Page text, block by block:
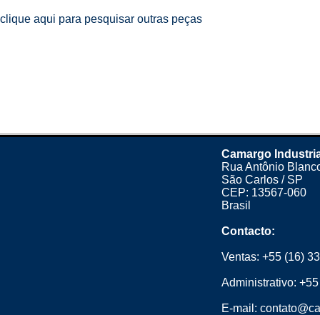
clique aqui para pesquisar outras peças
Camargo
Rua Antônio
São Carlos / SP
CEP: 13567-060
Brasil
Contacto:
Ventas: +55 (16)
Administrativo:
E-mail: